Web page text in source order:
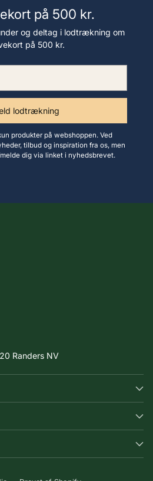
på 500 kr.
og deltag i lodtrækning om
på 500 kr.
lodtrækning
produkter på webshoppen. Ved
tilbud og inspiration fra os, men
dig via linket i nyhedsbrevet.
Randers NV